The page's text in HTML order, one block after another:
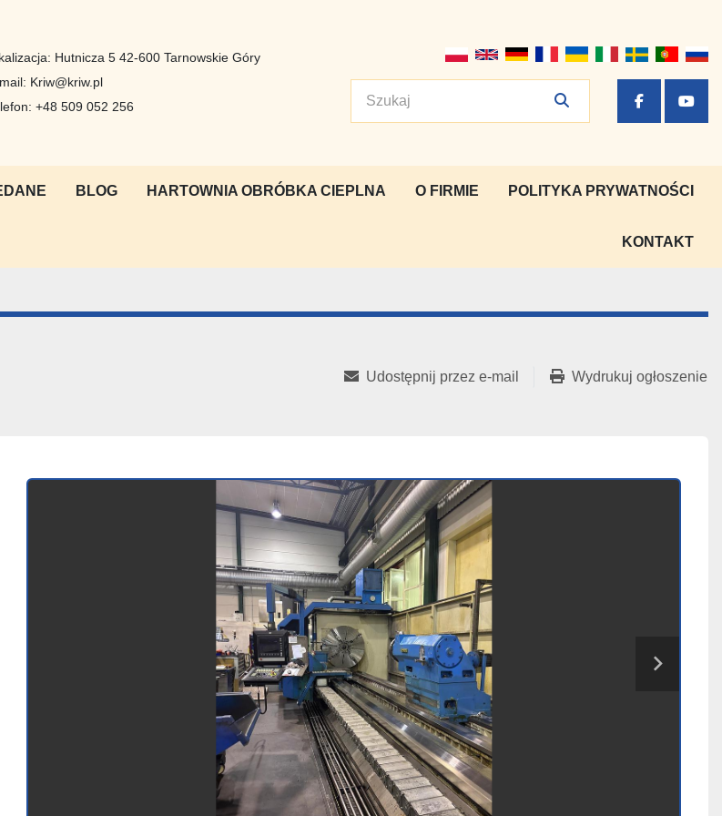
Hutnicza 5 42-600 Tarnowskie Góry
Kriw@kriw.pl
+48 509 052 256 facebook
BLOG HARTOWNIA OBRÓBKA CIEPLNA O FIRMIE POLITYKA PRYWATNOŚCI
KONTAKT
Udostępnij przez e-mail Wydrukuj ogłoszenie